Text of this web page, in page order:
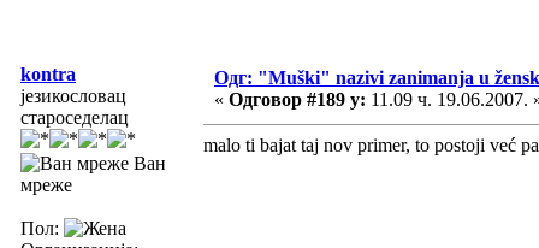
kontra
језикословац
староседелац
Ван
мреже
Пол:
Одг: "Muški" nazivi zanimanja u
« Одговор #189 у: 11.09 ч. 19.06.2007.
malo ti bajat taj nov primer, to postoji već